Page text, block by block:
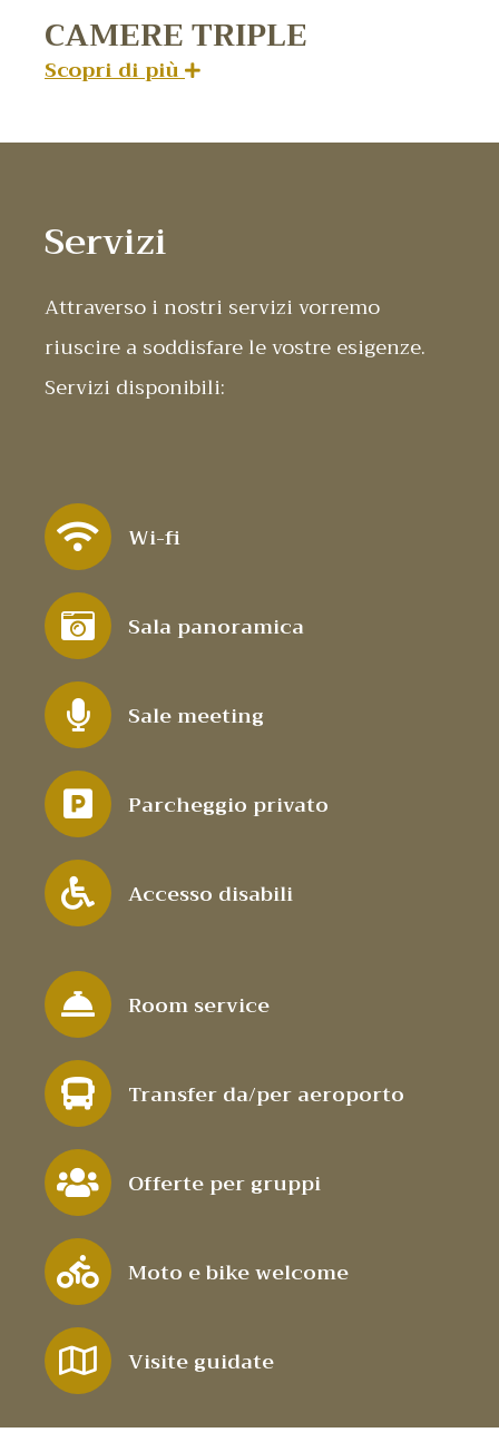
CAMERE TRIPLE
Scopri di più
Servizi
Attraverso i nostri servizi vorremo
riuscire a soddisfare le vostre esigenze.
Servizi disponibili:
Wi-fi
Sala panoramica
Sale meeting
Parcheggio privato
Accesso disabili
Room service
Transfer da/per aeroporto
Offerte per gruppi
Moto e bike welcome
Visite guidate